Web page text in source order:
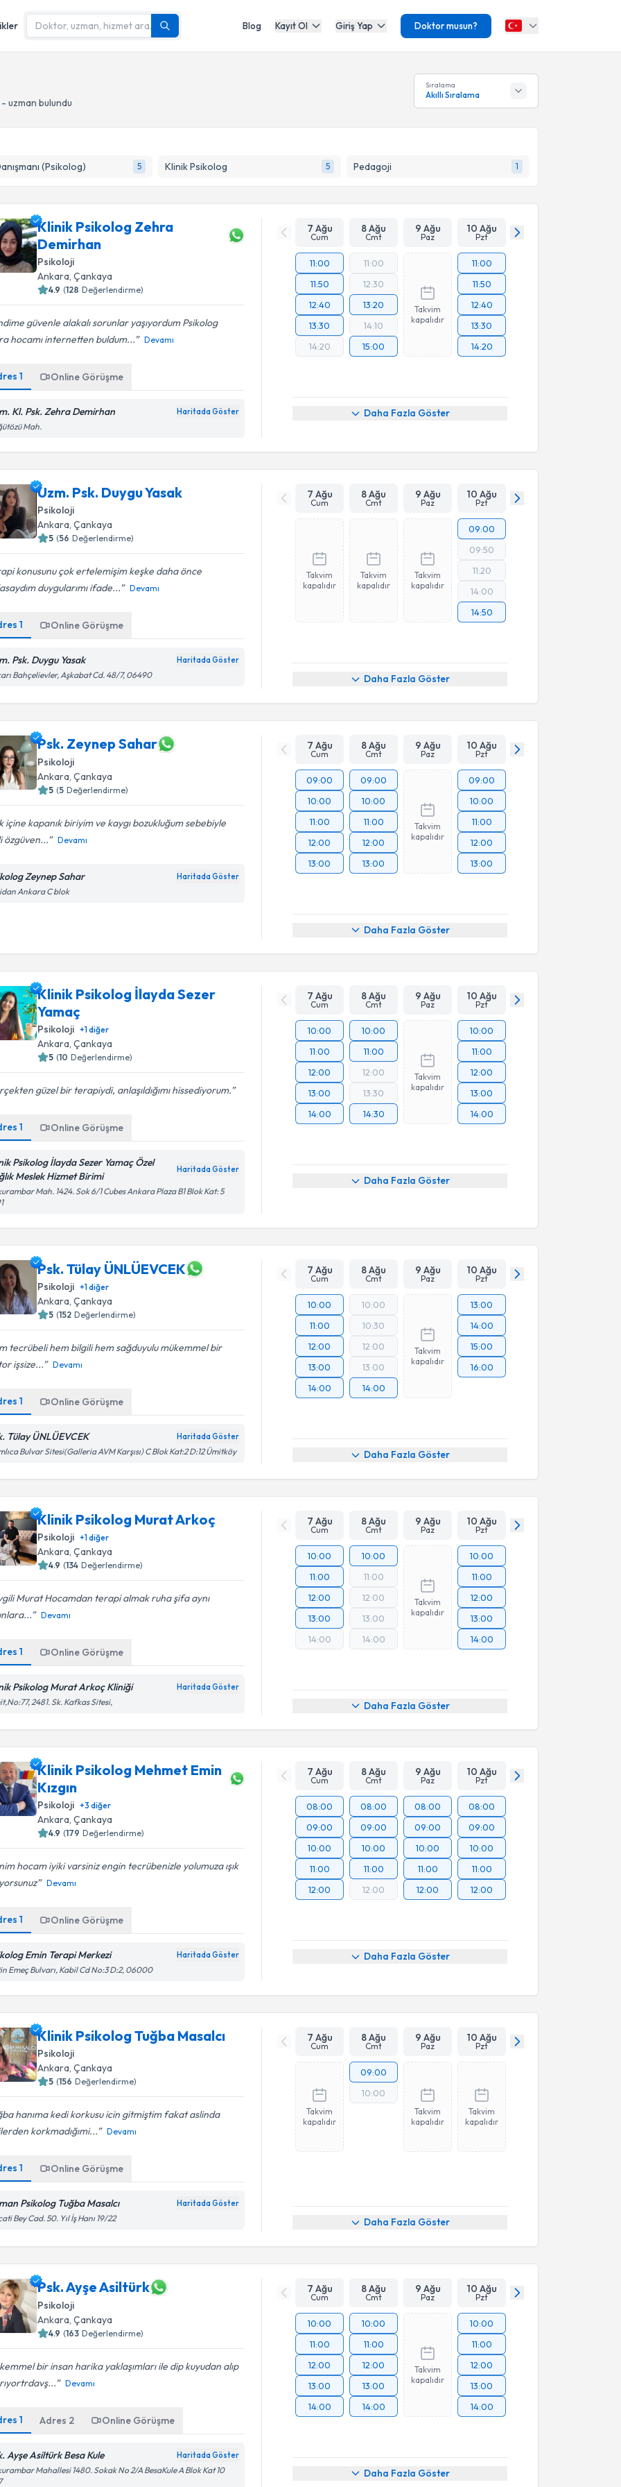
Blog Kayıt Ol Giriş Yap Doktor musun?
uzman bulundu
Sıralama
Akıllı Sıralama
(Psikolog) 5 Klinik Psikolog 5 Pedagoji 1
Klinik Psikolog Zehra
Demirhan
Psikoloji
Ankara, Çankaya
4.9 (128 Değerlendirme)
güvenle alakalı sorunlar yaşıyordum Psikolog
hocamı internetten buldum...
Devamı
1 Online Görüşme
Kl. Psk. Zehra Demirhan Haritada Göster
Mah.
7 Ağu
Cum
8 Ağu
Cmt
9 Ağu
Paz
10 Ağu
Pzt
11:00
11:50
12:40
13:30
14:20
11:00
12:30
13:20
14:10
15:00
Takvim
kapalıdır
11:00
11:50
12:40
13:30
14:20
Daha Fazla Göster
Uzm. Psk. Duygu Yasak
Psikoloji
Ankara, Çankaya
5 (56 Değerlendirme)
konusunu çok ertelemişim keşke daha önce
duygularımı ifade...
Devamı
1 Online Görüşme
Psk. Duygu Yasak Haritada Göster
Bahçelievler, Aşkabat Cd. 48/7, 06490
7 Ağu
Cum
8 Ağu
Cmt
9 Ağu
Paz
10 Ağu
Pzt
Takvim
kapalıdır
Takvim
kapalıdır
Takvim
kapalıdır
09:00
09:50
11:20
14:00
14:50
Daha Fazla Göster
Psk. Zeynep Sahar
Psikoloji
Ankara , Çankaya
5 (5 Değerlendirme)
içine kapanık biriyim ve kaygı bozukluğum sebebiyle
özgüven...
Devamı
Zeynep Sahar Haritada Göster
Ankara C blok
7 Ağu
Cum
8 Ağu
Cmt
9 Ağu
Paz
10 Ağu
Pzt
09:00
10:00
11:00
12:00
13:00
09:00
10:00
11:00
12:00
13:00
Takvim
kapalıdır
09:00
10:00
11:00
12:00
13:00
Daha Fazla Göster
Klinik Psikolog İlayda Sezer
Yamaç
Psikoloji +1diğer
Ankara, Çankaya
5 (10 Değerlendirme)
güzel bir terapiydi, anlaşıldığımı hissediyorum.
1 Online Görüşme
Psikolog İlayda Sezer Yamaç Özel
Meslek Hizmet Birimi
Haritada Göster
Mah. 1424. Sok 6/1 Cubes Ankara Plaza B1 Blok Kat: 5
7 Ağu
Cum
8 Ağu
Cmt
9 Ağu
Paz
10 Ağu
Pzt
10:00
11:00
12:00
13:00
14:00
10:00
11:00
12:00
13:30
14:30
Takvim
kapalıdır
10:00
11:00
12:00
13:00
14:00
Daha Fazla Göster
Psk. Tülay ÜNLÜEVCEK
Psikoloji +1diğer
Ankara, Çankaya
5 (152 Değerlendirme)
tecrübeli hem bilgili hem sağduyulu mükemmel bir
işsize...
Devamı
1 Online Görüşme
Tülay ÜNLÜEVCEK Haritada Göster
Bulvar Sitesi(Galleria AVM Karşısı) C Blok Kat:2 D:12 Ümitköy
7 Ağu
Cum
8 Ağu
Cmt
9 Ağu
Paz
10 Ağu
Pzt
10:00
11:00
12:00
13:00
14:00
10:00
10:30
12:00
13:00
14:00
Takvim
kapalıdır
13:00
14:00
15:00
16:00
Daha Fazla Göster
Klinik Psikolog Murat Arkoç
Psikoloji +1diğer
Ankara , Çankaya
4.9 (134 Değerlendirme)
Murat Hocamdan terapi almak ruha şifa aynı
Devamı
1 Online Görüşme
Psikolog Murat Arkoç Kliniği Haritada Göster
2481. Sk. Kafkas Sitesi,
7 Ağu
Cum
8 Ağu
Cmt
9 Ağu
Paz
10 Ağu
Pzt
10:00
11:00
12:00
13:00
14:00
10:00
11:00
12:00
13:00
14:00
Takvim
kapalıdır
10:00
11:00
12:00
13:00
14:00
Daha Fazla Göster
Klinik Psikolog Mehmet Emin
Kızgın
Psikoloji +3 diğer
Ankara, Çankaya
4.9 (179 Değerlendirme)
hocam iyiki varsiniz engin tecrübenizle yolumuza ışık
Devamı
1 Online Görüşme
Emin Terapi Merkezi Haritada Göster
Emeç Bulvarı, Kabil Cd No:3 D:2, 06000
7 Ağu
Cum
8 Ağu
Cmt
9 Ağu
Paz
10 Ağu
Pzt
08:00
09:00
10:00
11:00
12:00
08:00
09:00
10:00
11:00
12:00
08:00
09:00
10:00
11:00
12:00
08:00
09:00
10:00
11:00
12:00
Daha Fazla Göster
Klinik Psikolog Tuğba Masalcı
Psikoloji
Ankara, Çankaya
5 (156 Değerlendirme)
hanıma kedi korkusu icin gitmiştim fakat aslinda
korkmadığımi...
Devamı
1 Online Görüşme
Psikolog Tuğba Masalcı Haritada Göster
Bey Cad. 50. Yıl İş Hanı 19/22
7 Ağu
Cum
8 Ağu
Cmt
9 Ağu
Paz
10 Ağu
Pzt
Takvim
kapalıdır
09:00
10:00
Takvim
kapalıdır
Takvim
kapalıdır
Daha Fazla Göster
Psk. Ayşe Asiltürk
Psikoloji
Ankara , Çankaya
4.9 (163 Değerlendirme)
bir insan harika yaklaşımları ile dip kuyudan alıp
Devamı
1 Adres 2 Online Görüşme
Ayşe Asiltürk Besa Kule Haritada Göster
Mahallesi 1480. Sokak No 2/A BesaKule A Blok Kat 10
7 Ağu
Cum
8 Ağu
Cmt
9 Ağu
Paz
10 Ağu
Pzt
10:00
11:00
12:00
13:00
14:00
10:00
11:00
12:00
13:00
14:00
Takvim
kapalıdır
10:00
11:00
12:00
13:00
14:00
Daha Fazla Göster